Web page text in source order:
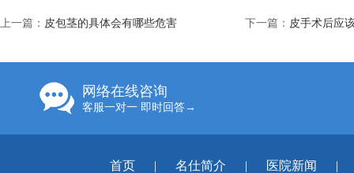
上一篇： 皮包茎的具体会有哪些危害 下一篇： 皮手术后应
网络在线咨询
客服一对一 即时回答→
首页 | 名仕简介 | 医院新闻 |